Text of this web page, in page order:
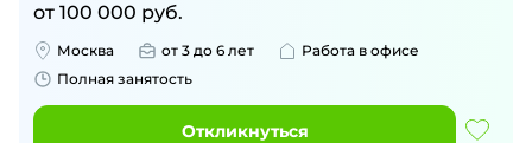
от 100 000 руб.
Москва от 3 до 6 лет
Работа в офисе
Полная занятость
Откликнуться